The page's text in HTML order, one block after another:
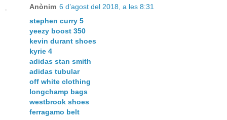
Anònim 6 d’agost del 2018, a les 8:31
stephen curry 5
yeezy boost 350
kevin durant shoes
kyrie 4
adidas stan smith
adidas tubular
off white clothing
longchamp bags
westbrook shoes
ferragamo belt